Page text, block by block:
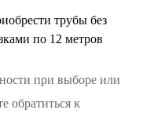
трубы без
по 12 метров
при выборе или
обратиться к